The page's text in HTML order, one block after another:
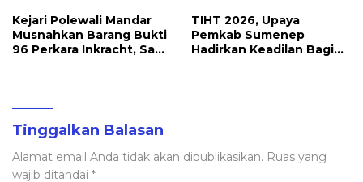
Energi Irigasi
Kejari Polewali Mandar
Musnahkan Barang Bukti
96 Perkara Inkracht, Sabu
TIHT 2026, Upaya
Pemkab Sumenep
Hadirkan Keadilan Bagi
Tinggalkan Balasan
Alamat email Anda tidak akan dipublikasikan. Ruas yang
wajib ditandai *